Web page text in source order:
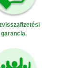
garancia.